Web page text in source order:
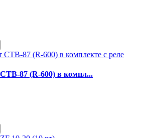
87 (R-600) в компл...